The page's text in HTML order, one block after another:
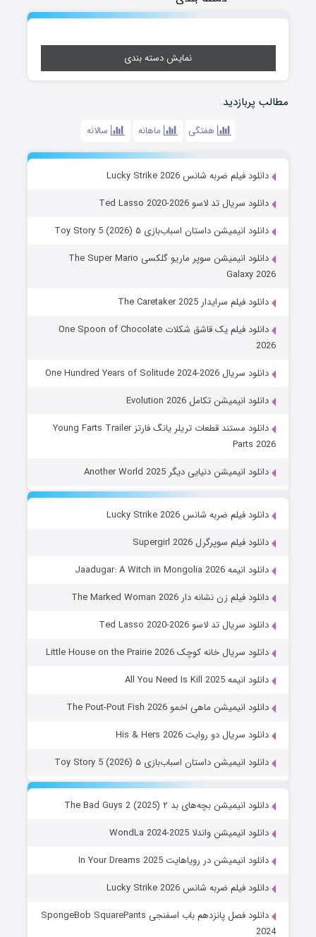
نمایش دسته بندی
مطالب پربازدید
هفتگی ماهانه سالانه
دانلود فیلم ضربه شانس Lucky Strike 2026
دانلود سریال تد لاسو Ted Lasso 2020-2026
دانلود انیمیشن داستان اسباب‌بازی ۵ Toy Story 5 (2026)
دانلود انیمیشن سوپر ماریو گلکسی The Super Mario
Galaxy 2026
دانلود فیلم سرایدار The Caretaker 2025
دانلود فیلم یک قاشق شکلات One Spoon of Chocolate
2026
دانلود سریال One Hundred Years of Solitude 2024-2026
دانلود انیمیشن تکامل Evolution 2026
دانلود مستند قطعات تریلر یانگ فارتز Young Farts Trailer
Parts 2026
دانلود انیمیشن دنیایی دیگر Another World 2025
دانلود فیلم ضربه شانس Lucky Strike 2026
دانلود فیلم سوپرگرل Supergirl 2026
دانلود انیمه Jaadugar: A Witch in Mongolia 2026
دانلود فیلم زن نشانه دار The Marked Woman 2026
دانلود سریال تد لاسو Ted Lasso 2020-2026
دانلود سریال خانه کوچک Little House on the Prairie 2026
دانلود انیمه All You Need Is Kill 2025
دانلود انیمیشن ماهی اخمو The Pout-Pout Fish 2026
دانلود سریال دو روایت His & Hers 2026
دانلود انیمیشن داستان اسباب‌بازی ۵ Toy Story 5 (2026)
دانلود انیمیشن بچه‌های بد ۲ The Bad Guys 2 (2025)
دانلود انیمیشن واندلا WondLa 2024-2025
دانلود انیمیشن در رویاهایت In Your Dreams 2025
دانلود فیلم ضربه شانس Lucky Strike 2026
دانلود فصل پانزدهم باب اسفنجی SpongeBob SquarePants
2024